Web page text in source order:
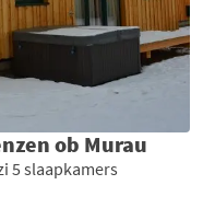
ob Murau
5 slaapkamers